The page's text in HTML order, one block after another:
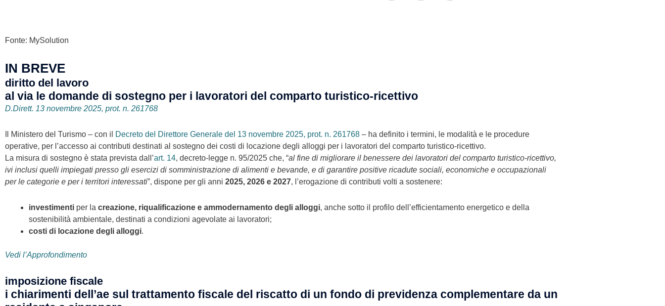
Fonte: MySolution
IN BREVE
diritto del lavoro
al via le domande di sostegno per i lavoratori del comparto turistico-ricettivo
D.Dirett. 13 novembre 2025, prot. n. 261768
Il Ministero del Turismo – con il Decreto del Direttore Generale del 13 novembre 2025, prot. n. 261768 – ha definito i termini, le modalità e le procedure
operative, per l’accesso ai contributi destinati al sostegno dei costi di locazione degli alloggi per i lavoratori del comparto turistico-ricettivo.
La misura di sostegno è stata prevista dall’art. 14, decreto-legge n. 95/2025 che, “al fine di migliorare il benessere dei lavoratori del comparto turistico-ricettivo,
ivi inclusi quelli impiegati presso gli esercizi di somministrazione di alimenti e bevande, e di garantire positive ricadute sociali, economiche e occupazionali
per le categorie e per i territori interessati”, dispone per gli anni 2025, 2026 e 2027, l’erogazione di contributi volti a sostenere:
investimenti per la creazione, riqualificazione e ammodernamento degli alloggi, anche sotto il profilo dell’efficientamento energetico e della
sostenibilità ambientale, destinati a condizioni agevolate ai lavoratori;
costi di locazione degli alloggi.
Vedi l’Approfondimento
imposizione fiscale
i chiarimenti dell’ae sul trattamento fiscale del riscatto di un fondo di previdenza complementare da un